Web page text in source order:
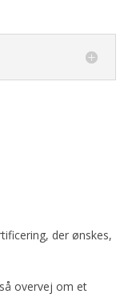
der ønskes,
overvej om et